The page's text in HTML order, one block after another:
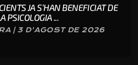
JA S’HAN BENEFICIAT DE
PSICOLOGIA ...
| 3 D'AGOST DE 2026